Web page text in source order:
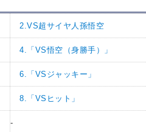
2.VS超サイヤ人孫悟空
4.「VS悟空（身勝手）」
6.「VSジャッキー」
8.「VSヒット」
-